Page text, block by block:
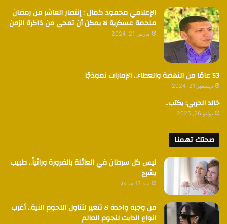
الإعلامي محمود كمال : إنتصار العاشر من رمضان
ملحمة عسكرية لا يمكن أن تمحى من ذاكرة الزمن
مارس 21, 2024
53 عامًا من النهضة والعطاء.. الإمارات نموذجًا
ديسمبر 21, 2024
خالد الحربي: يكتب..
يوليو 26, 2025
صحتك تهمنا
ليس كل سرطان في العائلة بالضرورة وراثياً.. طبيب
يشرح
منذ 13 ساعة
من وجبة واحدة لا تتغير لتناول اللحوم النية.. أغرب
انواع الدايت لنجوم العالم